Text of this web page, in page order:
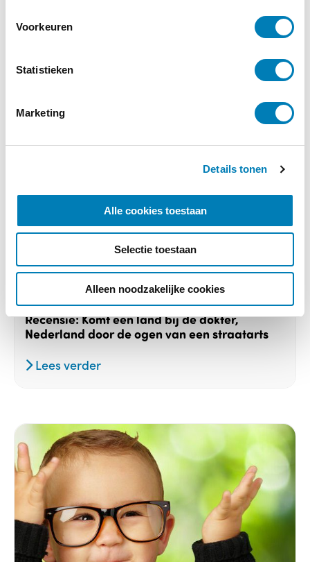
Voorkeuren
Statistieken
Marketing
Details tonen
Alle cookies toestaan
Selectie toestaan
Alleen noodzakelijke cookies
Gezondheid / Ziekte, Maatschappij,
Recensies
02-06-2026
Recensie: Komt een land bij de dokter,
Nederland door de ogen van een straatarts
Lees verder